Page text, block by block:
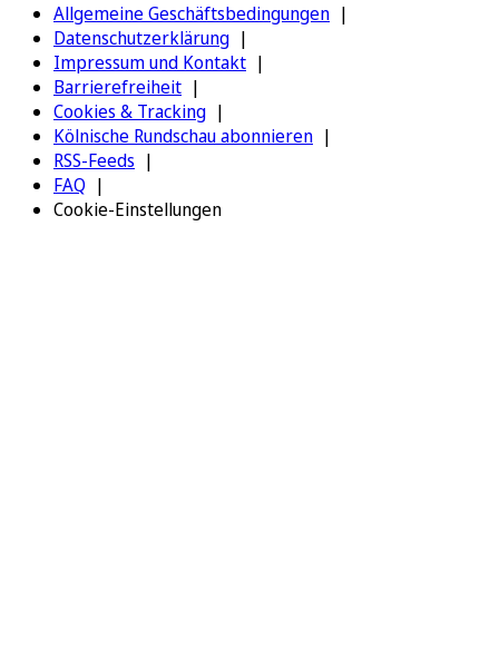
Allgemeine Geschäftsbedingungen
Datenschutzerklärung
Impressum und Kontakt
Barrierefreiheit
Cookies & Tracking
Kölnische Rundschau abonnieren
RSS-Feeds
FAQ
Cookie-Einstellungen